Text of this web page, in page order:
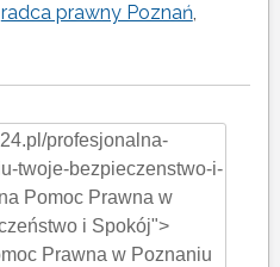
radca prawny Poznań,